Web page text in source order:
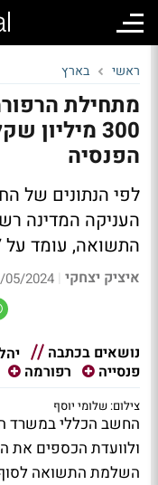
ראשי בארץ
מתחילת
300
הפנסיה
לפי הנתונים של
העניקה המדינה
התשואה, עומד על 24.97 מיליארד שקל
איציק יצחקי |
2024 10:04
נושאים בכתבה
פנסייה
רפורמה
צילום: שלומי יוסף
החשב הכללי במשרד
ולוועדת הכספים את
השלמת התשואה לסוף